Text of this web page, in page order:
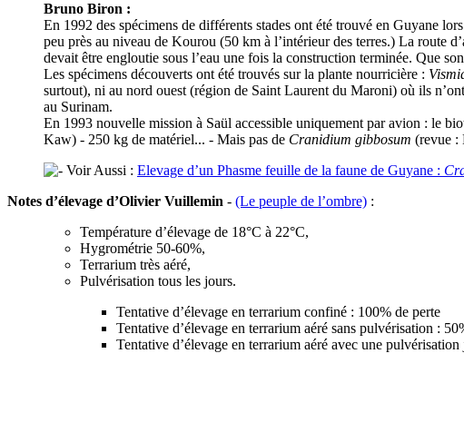
Bruno Biron :
En 1992 des spécimens de différents stades ont été trouvé en Guyane
peu près au niveau de Kourou (50 km à l’intérieur des terres.) La route
devait être engloutie sous l’eau une fois la construction terminée. Que
Les spécimens découverts ont été trouvés sur la plante nourricière :
surtout), ni au nord ouest (région de Saint Laurent du Maroni) où ils
au Surinam.
En 1993 nouvelle mission à Saül accessible uniquement par avion : le
Kaw) - 250 kg de matériel... - Mais pas de Cranidium gibbosum (revue :
Voir Aussi : Elevage d’un Phasme feuille de la faune de Guyane :
Notes d’élevage d’Olivier Vuillemin - (Le peuple de l’ombre) :
Température d’élevage de 18°C à 22°C,
Hygrométrie 50-60%,
Terrarium très aéré,
Pulvérisation tous les jours.
Tentative d’élevage en terrarium confiné : 100% de perte
Tentative d’élevage en terrarium aéré sans pulvérisation :
Tentative d’élevage en terrarium aéré avec une